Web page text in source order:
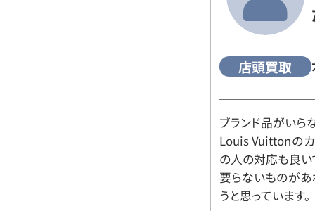
店頭買取
ブランド品がいら
Louis Vuittonの
の人の対応も良い
要らないものがあ
うと思っています。